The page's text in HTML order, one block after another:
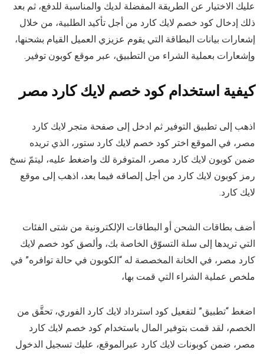
عليك الاختيار عن الطريقة المفضلة لديك والمناسبة للدفع، ثم بعد
ذلك إدخال كود خصم لايك كارد من أجل تأكيد الطلبية، من خلال
إشعارات بيانات البطاقة التي يقوم عزيزي العميل القيام بشحنها،
وإشعارات بعملية الشراء من التطبيق، عبر موقع كوبون توفير.
كيفية استخدام كود خصم لايك كارد مصر
اذهب إلى تطبيق التوفير ثم ادخل إلى صفحة متجر لايك كارد
مصر، في الموقع اختر كود خصم لايك كارد ستور، الذي تريده
ضمن كوبون لايك كارد مصر، المتوفرة لك واضغط عليه، ليتمّ نسخ
رمز كوبون لايك كارد من أجل إلصاقه فيما بعد، اذهب إلى موقع
لايك كارد.
أضف بطاقات الشحن أو البطاقات الإلكترونية من شتى الفئات
التي تريدها إلى سلة التسوّق الخاصة بك، وألصق كود خصم لايك
كارد مصر، في الخانة المخصصة له “الكوبون في حالة توافره” في
ملخص عملية الشراء التي قمت بها،
اضغط “تطبيق” لتفعيل كود استرداد لايك كارد الفوري، تحقَّق من
الخصم، لقد قمت بتوفير المال باستخدام كود خصم لايك كارد
مصر، ضمن كوبونات لايك كارد عبرالموقع، عليك تسجيل الدخول